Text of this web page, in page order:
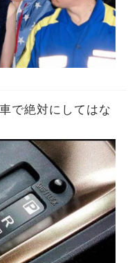
で絶対にしてはな